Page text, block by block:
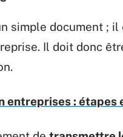
simple document ; il
Il doit donc
entreprises : étapes